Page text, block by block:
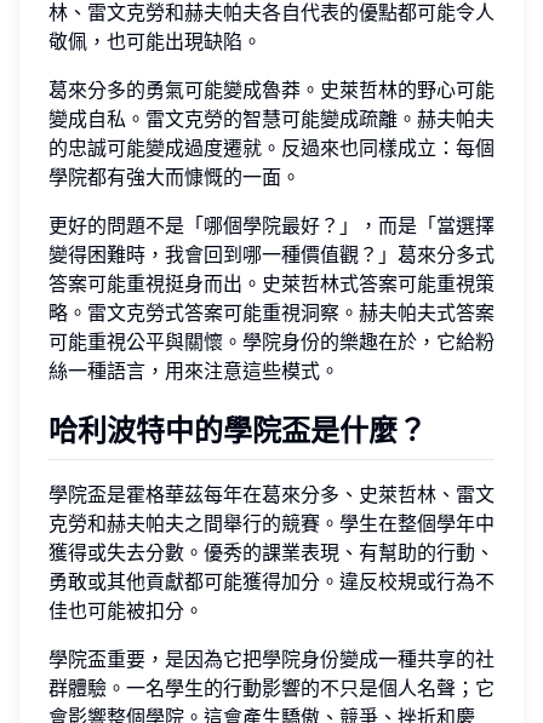
林、雷文克勞和赫夫帕夫各自代表的優點都可能令人
敬佩，也可能出現缺陷。
葛來分多的勇氣可能變成魯莽。史萊哲林的野心可能
變成自私。雷文克勞的智慧可能變成疏離。赫夫帕夫
的忠誠可能變成過度遷就。反過來也同樣成立：每個
學院都有強大而慷慨的一面。
更好的問題不是「哪個學院最好？」，而是「當選擇
變得困難時，我會回到哪一種價值觀？」葛來分多式
答案可能重視挺身而出。史萊哲林式答案可能重視策
略。雷文克勞式答案可能重視洞察。赫夫帕夫式答案
可能重視公平與關懷。學院身份的樂趣在於，它給粉
絲一種語言，用來注意這些模式。
哈利波特中的學院盃是什麼？
學院盃是霍格華茲每年在葛來分多、史萊哲林、雷文
克勞和赫夫帕夫之間舉行的競賽。學生在整個學年中
獲得或失去分數。優秀的課業表現、有幫助的行動、
勇敢或其他貢獻都可能獲得加分。違反校規或行為不
佳也可能被扣分。
學院盃重要，是因為它把學院身份變成一種共享的社
群體驗。一名學生的行動影響的不只是個人名聲；它
會影響整個學院。這會產生驕傲、競爭、挫折和慶